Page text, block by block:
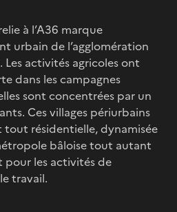
à l’A36 marque
urbain de l’agglomération
Les activités agricoles ont
dans les campagnes
sont concentrées par un
Ces villages périurbains
résidentielle, dynamisée
bâloise tout autant
pour les activités de
travail.